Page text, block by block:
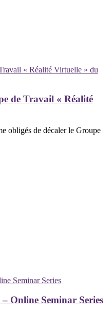
de Travail « Réalité
obligés de décaler le Groupe
Online Seminar Series